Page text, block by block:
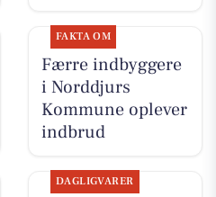
FAKTA OM
Færre indbyggere
i Norddjurs
Kommune oplever
indbrud
DAGLIGVARER